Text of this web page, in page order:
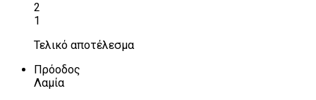
2
1
Τελικό αποτέλεσμα
Πρόοδος
Λαμία